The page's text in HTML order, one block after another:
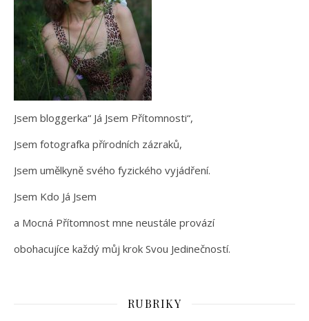
Jsem bloggerka“ Já Jsem Přítomnosti“,
Jsem fotografka přírodních zázraků,
Jsem umělkyně svého fyzického vyjádření.
Jsem Kdo Já Jsem
a Mocná Přítomnost mne neustále provází
obohacujíce každý můj krok Svou Jedinečností.
RUBRIKY